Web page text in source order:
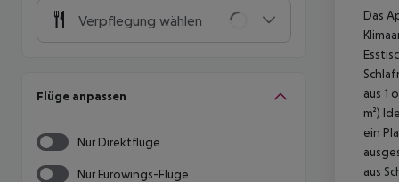
Verpflegung wählen
Flüge anpassen
Nur Direktflüge
Nur Eurowings-Flüge
Das
aus 1
m²)
ein
aus